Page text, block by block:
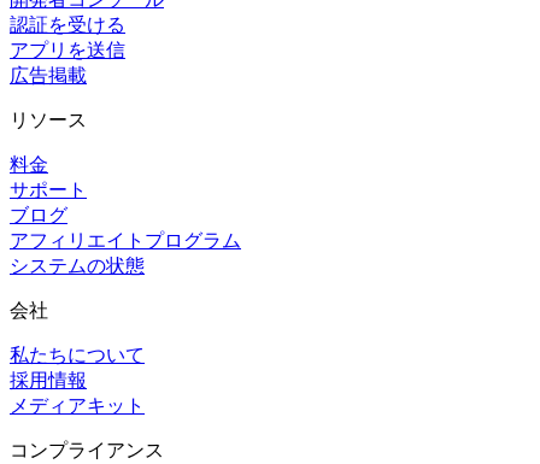
認証を受ける
アプリを送信
広告掲載
リソース
料金
サポート
ブログ
アフィリエイトプログラム
システムの状態
会社
私たちについて
採用情報
メディアキット
コンプライアンス